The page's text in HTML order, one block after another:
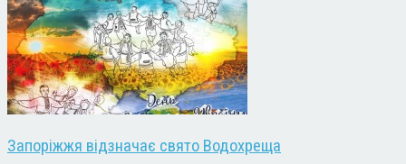
Запоріжжя відзначає свято Водохреща